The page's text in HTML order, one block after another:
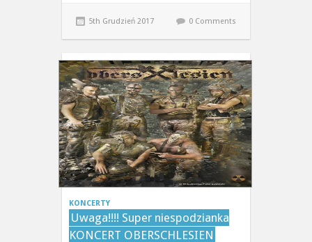
5th Grudzień 2017 0 Comments
KONCERTY
Uwaga!!!! Super niespodzianka
KONCERT OBERSCHLESIEN